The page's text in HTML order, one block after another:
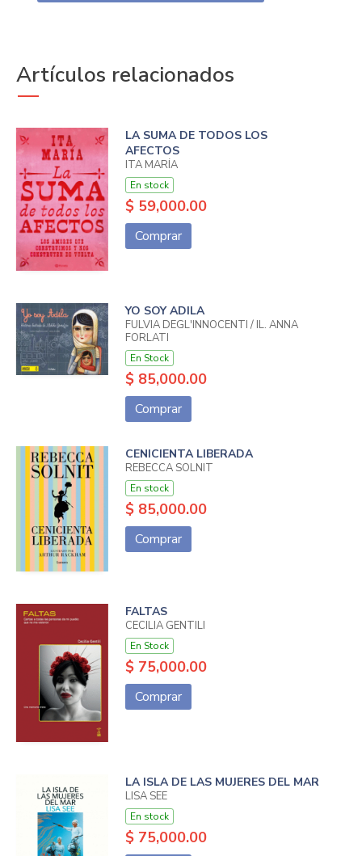
Artículos relacionados
LA SUMA DE TODOS LOS
AFECTOS
ITA MARÍA
En stock
$ 59,000.00
Comprar
YO SOY ADILA
FULVIA DEGL'INNOCENTI / IL. ANNA
FORLATI
En Stock
$ 85,000.00
Comprar
CENICIENTA LIBERADA
REBECCA SOLNIT
En stock
$ 85,000.00
Comprar
FALTAS
CECILIA GENTILI
En Stock
$ 75,000.00
Comprar
LA ISLA DE LAS MUJERES DEL MAR
LISA SEE
En stock
$ 75,000.00